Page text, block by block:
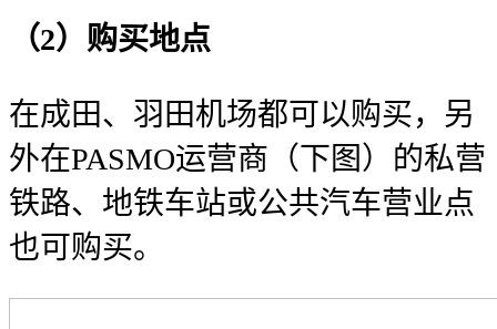
（2）购买地点
在成田、羽田机场都可以购买，另
外在PASMO运营商（下图）的私营
铁路、地铁车站或公共汽车营业点
也可购买。